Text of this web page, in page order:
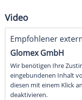
Video
Empfohlener
Glomex GmbH
Wir benötigen Ihre
eingebundenen Inhalt
diesen mit einem Klick
deaktivieren.